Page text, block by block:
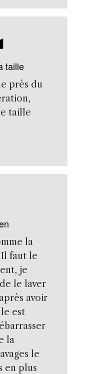
taille
près du
taille
la
Il faut le
je
le laver
avoir
est
la
le
en plus